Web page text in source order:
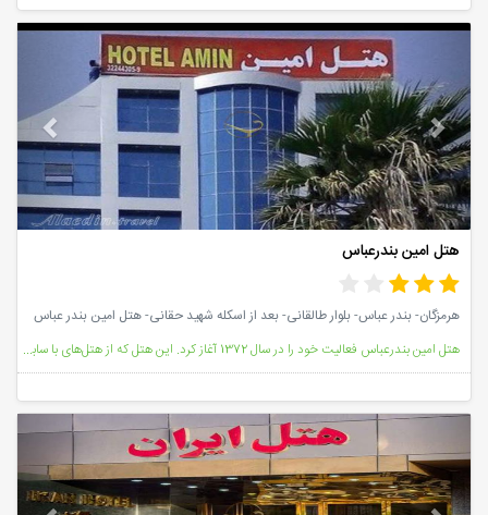
Next
هتل امین بندرعباس
هرمزگان- بندر عباس- بلوار طالقانی- بعد از اسکله شهید حقانی- هتل امین بندر عباس
هتل امین بندرعباس فعالیت خود را در سال 1372 آغاز کرد. این هتل که از هتل‌های با سابقه در جنوب کشور می
Next